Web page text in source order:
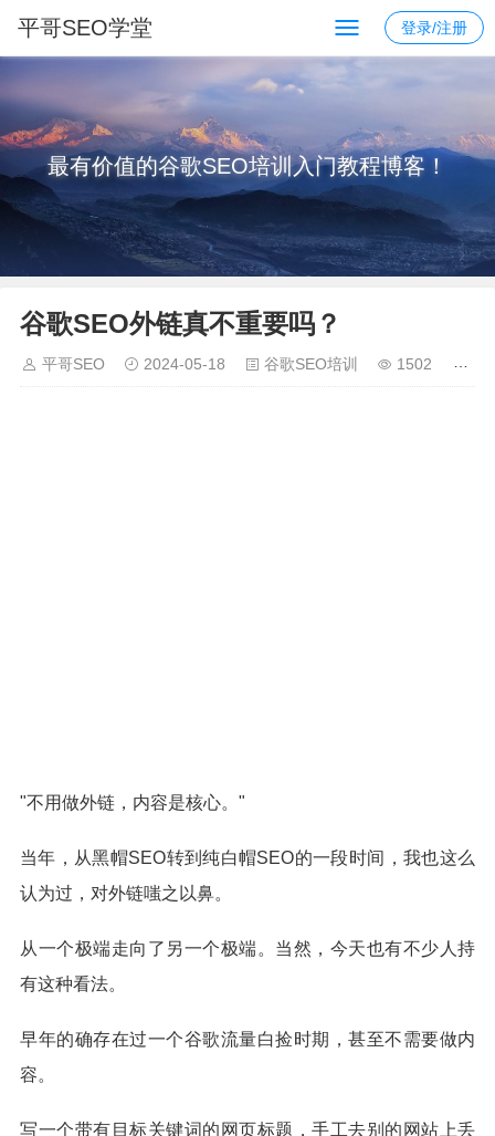
平哥SEO学堂 登录/注册
最有价值的谷歌SEO培训入门教程博客！
谷歌SEO外链真不重要吗？
平哥SEO 2024-05-18 谷歌SEO培训 1502
"不用做外链，内容是核心。"
当年，从黑帽SEO转到纯白帽SEO的一段时间，我也这么
认为过，对外链嗤之以鼻。
从一个极端走向了另一个极端。当然，今天也有不少人持
有这种看法。
早年的确存在过一个谷歌流量白捡时期，甚至不需要做内
容。
写一个带有目标关键词的网页标题，手工去别的网站上丢